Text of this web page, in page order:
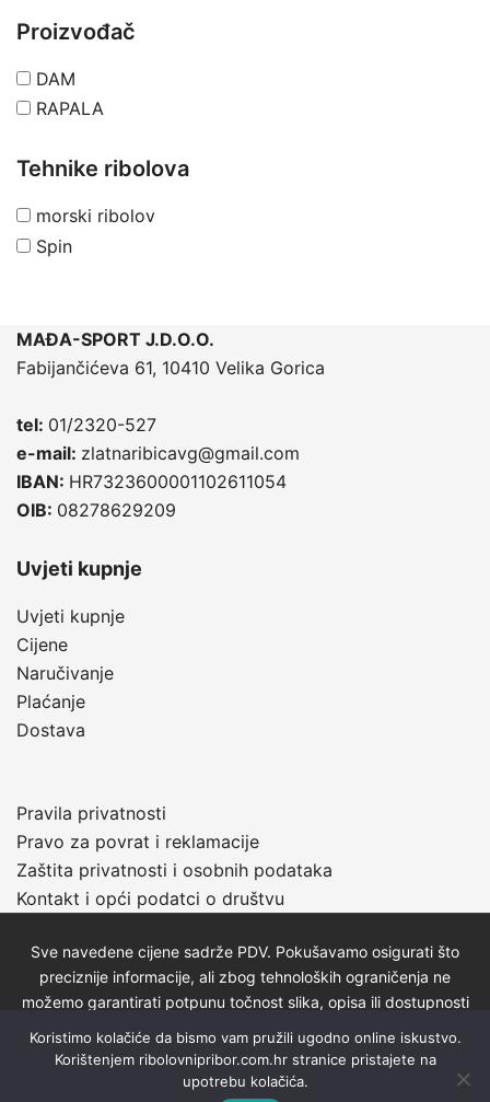
Proizvođač
DAM
RAPALA
Tehnike ribolova
morski ribolov
Spin
MAĐA-SPORT J.D.O.O.
Fabijančićeva 61, 10410 Velika Gorica
tel: 01/2320-527
e-mail: zlatnaribicavg@gmail.com
IBAN: HR7323600001102611054
OIB: 08278629209
Uvjeti kupnje
Uvjeti kupnje
Cijene
Naručivanje
Plaćanje
Dostava
Pravila privatnosti
Pravo za povrat i reklamacije
Zaštita privatnosti i osobnih podataka
Kontakt i opći podatci o društvu
Sve navedene cijene sadrže PDV. Pokušavamo osigurati što
preciznije informacije, ali zbog tehnoloških ograničenja ne
možemo garantirati potpunu točnost slika, opisa ili dostupnosti
proizvoda. Za najažurnije informacije kontaktirajte nas putem
telefona: 01/2320-527 ili e-maila: zlatnaribicavg@gmail.com
Koristimo kolačiće da bismo vam pružili ugodno online iskustvo.
Korištenjem ribolovnipribor.com.hr stranice pristajete na
upotrebu kolačića.